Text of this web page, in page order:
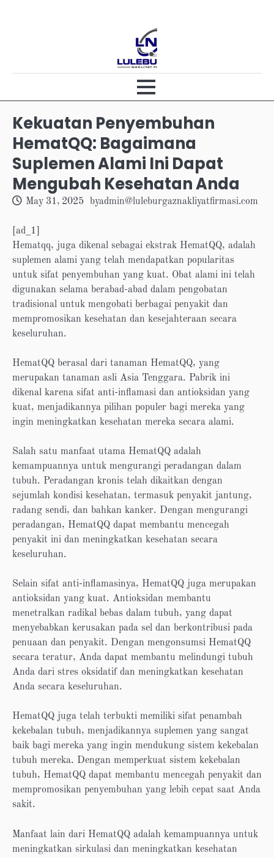
Kekuatan Penyembuhan
HematQQ: Bagaimana
Suplemen Alami Ini Dapat
Mengubah Kesehatan Anda
May 31, 2025 byadmin@luleburgaznakliyatfirmasi.com
[ad_1]
Hematqq, juga dikenal sebagai ekstrak HematQQ, adalah
suplemen alami yang telah mendapatkan popularitas
untuk sifat penyembuhan yang kuat. Obat alami ini telah
digunakan selama berabad-abad dalam pengobatan
tradisional untuk mengobati berbagai penyakit dan
mempromosikan kesehatan dan kesejahteraan secara
keseluruhan.
HematQQ berasal dari tanaman HematQQ, yang
merupakan tanaman asli Asia Tenggara. Pabrik ini
dikenal karena sifat anti-inflamasi dan antioksidan yang
kuat, menjadikannya pilihan populer bagi mereka yang
ingin meningkatkan kesehatan mereka secara alami.
Salah satu manfaat utama HematQQ adalah
kemampuannya untuk mengurangi peradangan dalam
tubuh. Peradangan kronis telah dikaitkan dengan
sejumlah kondisi kesehatan, termasuk penyakit jantung,
radang sendi, dan bahkan kanker. Dengan mengurangi
peradangan, HematQQ dapat membantu mencegah
penyakit ini dan meningkatkan kesehatan secara
keseluruhan.
Selain sifat anti-inflamasinya, HematQQ juga merupakan
antioksidan yang kuat. Antioksidan membantu
menetralkan radikal bebas dalam tubuh, yang dapat
menyebabkan kerusakan pada sel dan berkontribusi pada
penuaan dan penyakit. Dengan mengonsumsi HematQQ
secara teratur, Anda dapat membantu melindungi tubuh
Anda dari stres oksidatif dan meningkatkan kesehatan
Anda secara keseluruhan.
HematQQ juga telah terbukti memiliki sifat penambah
kekebalan tubuh, menjadikannya suplemen yang sangat
baik bagi mereka yang ingin mendukung sistem kekebalan
tubuh mereka. Dengan memperkuat sistem kekebalan
tubuh, HematQQ dapat membantu mencegah penyakit dan
mempromosikan penyembuhan yang lebih cepat saat Anda
sakit.
Manfaat lain dari HematQQ adalah kemampuannya untuk
meningkatkan sirkulasi dan meningkatkan kesehatan